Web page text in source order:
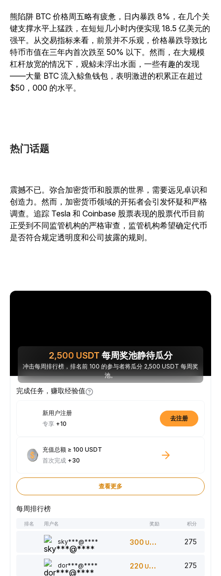
熊陷阱 BTC 价格周五略有疲惫，日内暴跌 8%，在几个关
键支撑水平上猛跌，在短短几小时内便实现 18.5 亿美元的
强平。从交易指标来看，前景并不乐观，价格暴跌导致比
特币市值在三年内首次跌至 50% 以下。然而，在大规模
杠杆放宽的情况下，观鲸未浮出水面，一些有趣的发现
——大量 BTC 流入鲸鱼钱包，表明激进的积累正在超过
$50，000 的水平。
热门话题
震撼不已。弥合加密货币和股票的世界，需要远见卓识和
创造力。然而，加密货币领域的开拓者会引发怀疑和严格
调查。追踪 Tesla 和 Coinbase 股票表现的股票代币目前
正受到不同监管机构的严格审查，监管机构希望确定代币
是否符合规定透明度和公司披露的规则。
2,500 USDT 每周奖池静待瓜分
冲击每周排行榜，排名前 100 的参与者将瓜分 2,500 USDT 每周奖
池。
完成任务，赚取经验值
新用户注册
专享 +10
去注册
充值总额 ≥ 100 USDT
首次完成 +30
查看更多
每周排行榜
排名 用户名 奖励 积分
sky***@**** 300 USDT 275
dor***@**** 220 USDT 275